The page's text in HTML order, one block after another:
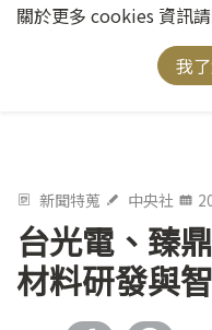
關於更多 cookies 資訊
我
新聞特蒐 中央社
台光電、臻
材料研發與